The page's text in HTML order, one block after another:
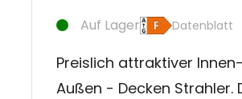
Auf Lager Datenblatt
Preislich attraktiver
Außen - Decken Strahler.